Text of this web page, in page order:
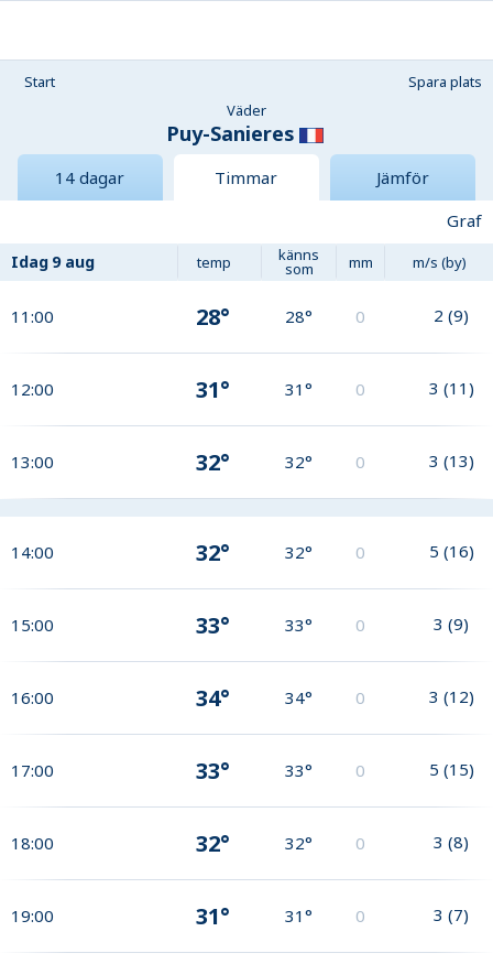
Start
Spara plats
Väder
Puy-Sanieres
14 dagar Timmar
Jämför
Graf
Idag 9 aug temp känns
som mm m/s (by)
11:00 28° 28° 0 2 (9)
12:00 31° 31° 0 3 (11)
13:00 32° 32° 0 3 (13)
14:00 32° 32° 0 5 (16)
15:00 33° 33° 0 3 (9)
16:00 34° 34° 0 3 (12)
17:00 33° 33° 0 5 (15)
18:00 32° 32° 0 3 (8)
19:00 31° 31° 0 3 (7)